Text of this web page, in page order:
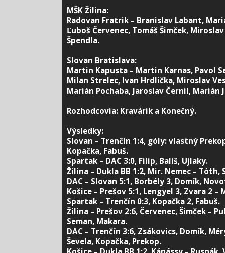
MŠK Žilina:
Radovan Fratrik – Branislav Labant,
Ľuboš Červenec, Tomáš Šimček,
Špendla.
Slovan Bratislava:
Martin Kapusta – Martin Karnas, Pavol
Milan Strelec, Ivan Hrdlička, Miroslav
Marián Pochaba, Jaroslav Černil, Marián
Rozhodcovia: Kravárik a Konečný.
Výsledky:
Slovan – Trenčín 1:4, góly: vlastný
Kopačka, Fabuš.
Spartak – DAC 3:0, Filip, Bališ, Ujlaky.
Žilina – Dukla BB 1:2, Mir. Nemec – Tóth,
DAC – Slovan 5:1, Borbély 3, Domík,
Košice – Prešov 5:1, Lengyel 3, Zvara 2 –
Spartak – Trenčín 0:3, Kopačka 2, Fabuš.
Žilina – Prešov 2:6, Červenec, Šimček –
Seman, Makara.
DAC – Trenčín 3:6, Zsákovics, Domík,
Ševela, Kopačka, Prekop.